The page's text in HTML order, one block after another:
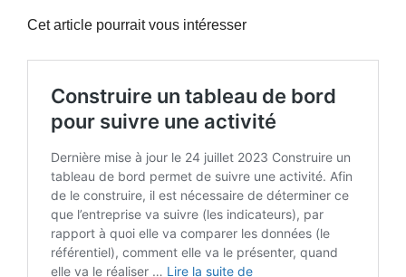
Cet article pourrait vous intéresser